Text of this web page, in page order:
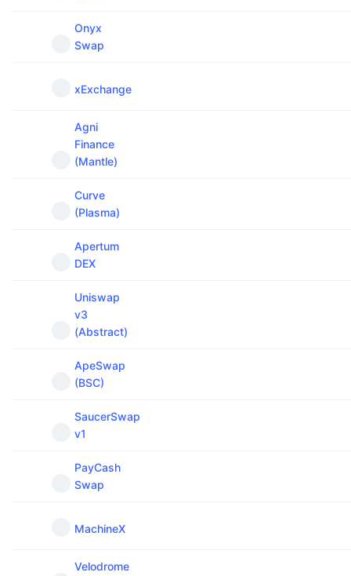
Onyx
Swap
xExchange
Agni
Finance
(Mantle)
Curve
(Plasma)
Apertum
DEX
Uniswap
v3
(Abstract)
ApeSwap
(BSC)
SaucerSwap
v1
PayCash
Swap
MachineX
Velodrome